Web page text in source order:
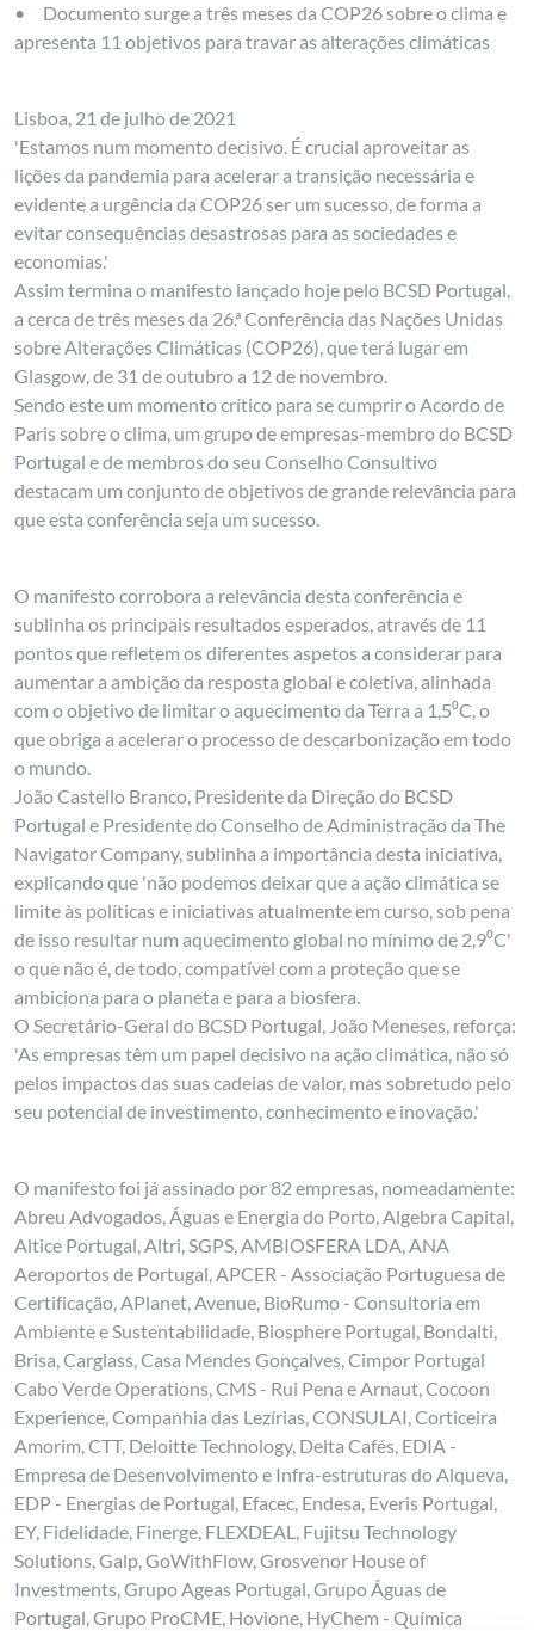
•
Documento surge a três meses da COP26 sobre o clima e
apresenta 11 objetivos para travar as alterações climáticas
Lisboa, 21 de julho de 2021
'Estamos num momento decisivo. É crucial aproveitar as
lições da pandemia para acelerar a transição necessária e
evidente a urgência da COP26 ser um sucesso, de forma a
evitar consequências desastrosas para as sociedades e
economias.'
Assim termina o manifesto lançado hoje pelo BCSD Portugal,
a cerca de três meses da 26.ª Conferência das Nações Unidas
sobre Alterações Climáticas (COP26), que terá lugar em
Glasgow, de 31 de outubro a 12 de novembro.
Sendo este um momento crítico para se cumprir o Acordo de
Paris sobre o clima, um grupo de empresas-membro do BCSD
Portugal e de membros do seu Conselho Consultivo
destacam um conjunto de objetivos de grande relevância para
que esta conferência seja um sucesso.
O manifesto corrobora a relevância desta conferência e
sublinha os principais resultados esperados, através de 11
pontos que refletem os diferentes aspetos a considerar para
aumentar a ambição da resposta global e coletiva, alinhada
com o objetivo de limitar o aquecimento da Terra a 1,5⁰C, o
que obriga a acelerar o processo de descarbonização em todo
o mundo.
João Castello Branco, Presidente da Direção do BCSD
Portugal e Presidente do Conselho de Administração da The
Navigator Company, sublinha a importância desta iniciativa,
explicando que 'não podemos deixar que a ação climática se
limite às políticas e iniciativas atualmente em curso, sob pena
de isso resultar num aquecimento global no mínimo de 2,9⁰C'
o que não é, de todo, compatível com a proteção que se
ambiciona para o planeta e para a biosfera.
O Secretário-Geral do BCSD Portugal, João Meneses, reforça:
'As empresas têm um papel decisivo na ação climática, não só
pelos impactos das suas cadeias de valor, mas sobretudo pelo
seu potencial de investimento, conhecimento e inovação.'
O manifesto foi já assinado por 82 empresas, nomeadamente:
Abreu Advogados, Águas e Energia do Porto, Algebra Capital,
Altice Portugal, Altri, SGPS, AMBIOSFERA LDA, ANA
Aeroportos de Portugal, APCER - Associação Portuguesa de
Certificação, APlanet, Avenue, BioRumo - Consultoria em
Ambiente e Sustentabilidade, Biosphere Portugal, Bondalti,
Brisa, Carglass, Casa Mendes Gonçalves, Cimpor Portugal
Cabo Verde Operations, CMS - Rui Pena e Arnaut, Cocoon
Experience, Companhia das Lezírias, CONSULAI, Corticeira
Amorim, CTT, Deloitte Technology, Delta Cafés, EDIA -
Empresa de Desenvolvimento e Infra-estruturas do Alqueva,
EDP - Energias de Portugal, Efacec, Endesa, Everis Portugal,
EY, Fidelidade, Finerge, FLEXDEAL, Fujitsu Technology
Solutions, Galp, GoWithFlow, Grosvenor House of
Investments, Grupo Ageas Portugal, Grupo Águas de
Portugal, Grupo ProCME, Hovione, HyChem - Química